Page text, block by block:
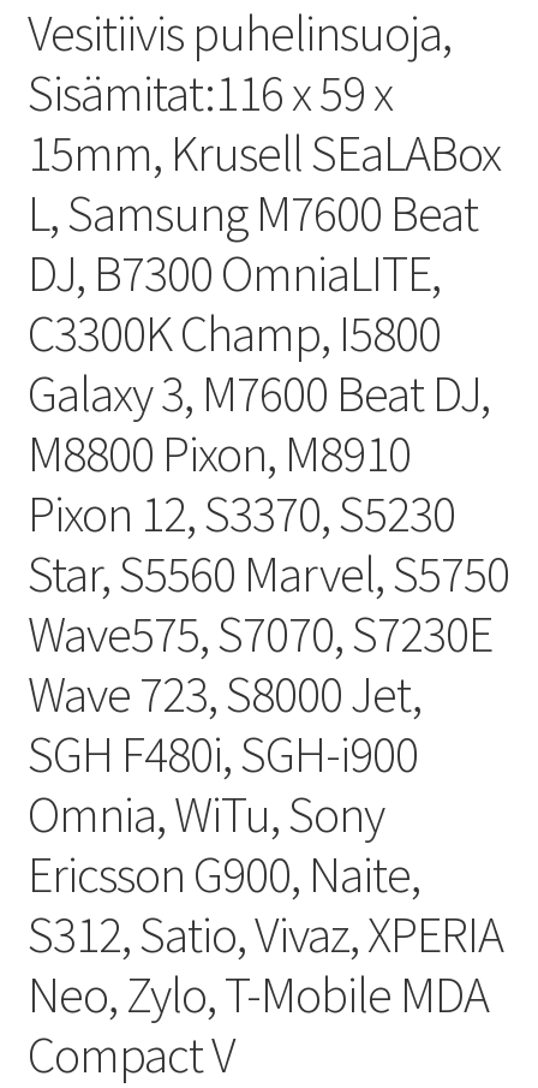
Vesitiivis puhelinsuoja,
Sisämitat:116 x 59 x
15mm, Krusell SEaLABox
L, Samsung M7600 Beat
DJ, B7300 OmniaLITE,
C3300K Champ, I5800
Galaxy 3, M7600 Beat DJ,
M8800 Pixon, M8910
Pixon 12, S3370, S5230
Star, S5560 Marvel, S5750
Wave575, S7070, S7230E
Wave 723, S8000 Jet,
SGH F480i, SGH-i900
Omnia, WiTu, Sony
Ericsson G900, Naite,
S312, Satio, Vivaz, XPERIA
Neo, Zylo, T-Mobile MDA
Compact V